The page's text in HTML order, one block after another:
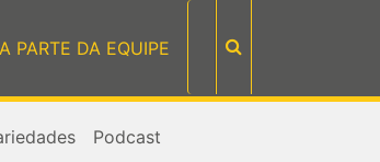
PARTE DA EQUIPE
Podcast